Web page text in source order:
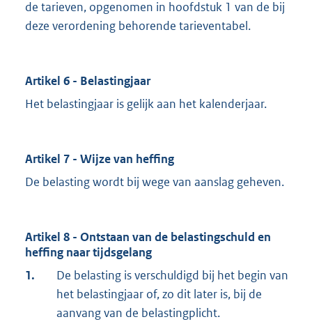
de tarieven, opgenomen in hoofdstuk 1 van de bij
deze verordening behorende tarieventabel.
Artikel 6 - Belastingjaar
Het belastingjaar is gelijk aan het kalenderjaar.
Artikel 7 - Wijze van heffing
De belasting wordt bij wege van aanslag geheven.
Artikel 8 - Ontstaan van de belastingschuld en
heffing naar tijdsgelang
1.
De belasting is verschuldigd bij het begin van
het belastingjaar of, zo dit later is, bij de
aanvang van de belastingplicht.